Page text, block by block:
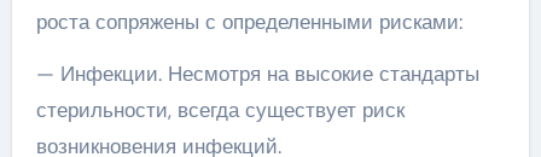
роста сопряжены с определенными рисками:
— Инфекции. Несмотря на высокие стандарты
стерильности, всегда существует риск
возникновения инфекций.